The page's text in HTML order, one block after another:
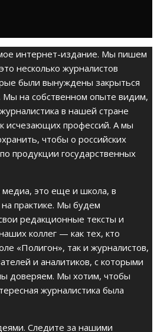
интернет-издание. Мы пишем
несколько журналистов
были вынуждены закрыться
Мы на собственном опыте видим,
в нашей стране
исчезающих профессий. А мы
чтобы о российских
продукции государственных
это еще и школа, в
практике. Мы будем
редакционные тексты и
коллег — как тех, кто
«Полигон», так и журналистов,
и аналитиков, с которыми
доверяем. Мы хотим, чтобы
журналистика была
Следите за нашими